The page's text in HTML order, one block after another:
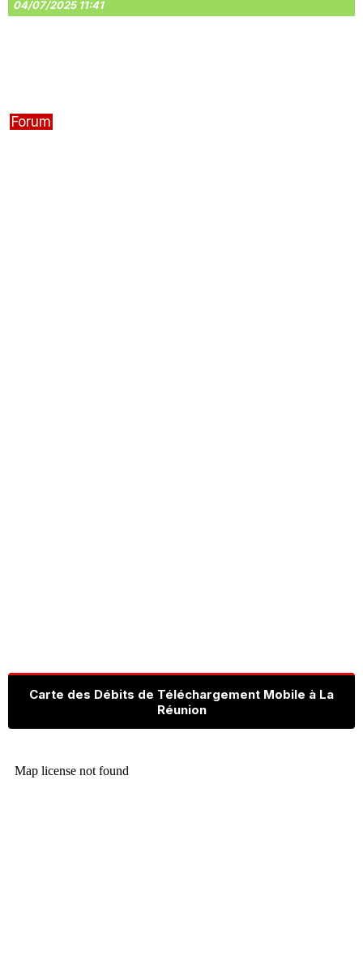
04/07/2025 11:41
Forum
Carte des Débits de Téléchargement Mobile à La
Réunion